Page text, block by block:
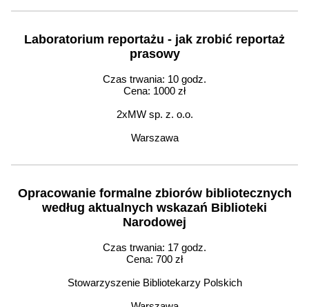
Laboratorium reportażu - jak zrobić reportaż
prasowy
Czas trwania: 10 godz.
Cena: 1000 zł
2xMW sp. z. o.o.
Warszawa
Opracowanie formalne zbiorów bibliotecznych
według aktualnych wskazań Biblioteki
Narodowej
Czas trwania: 17 godz.
Cena: 700 zł
Stowarzyszenie Bibliotekarzy Polskich